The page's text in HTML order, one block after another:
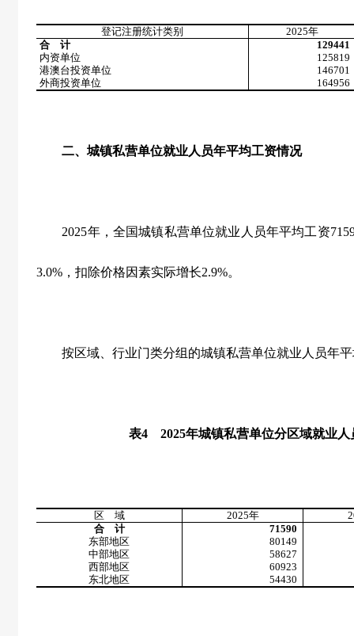
登记注册统计类别 2025年
合 计
129441
内资单位
125819
港澳台投资单位
146701
外商投资单位
164956
二、城镇私营单位就业人员年平均工资情况
2025年，全国城镇私营单位就业人员年平均工资
3.0% ，扣除价格因素实际增长2.9%。
按区域、行业门类分组的城镇私营单位就业人员年平
表4 2025年城镇私营单位分区域就业
区 域 2025年
合 计
71590
东部地区
80149
中部地区
58627
西部地区
60923
东北地区
54430